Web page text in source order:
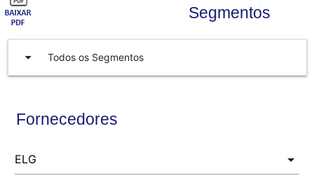
Segmentos
arrow_drop_down Todos os Segmentos
Fornecedores